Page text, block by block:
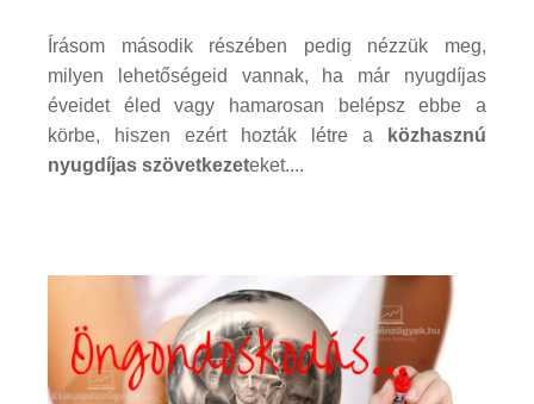
Írásom második részében pedig nézzük meg,
milyen lehetőségeid vannak, ha már nyugdíjas
éveidet éled vagy hamarosan belépsz ebbe a
körbe, hiszen ezért hozták létre a
közhasznú
nyugdíjas szövetkezeteket....